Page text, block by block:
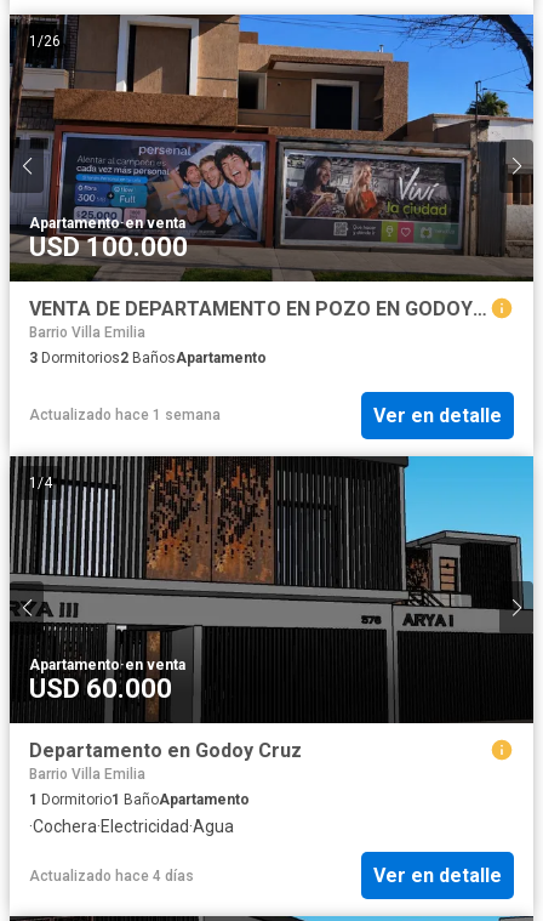
1 /26
Apartamento·en venta
USD 100.000
VENTA DE DEPARTAMENTO EN POZO EN GODOY CRUZ
Barrio Villa Emilia
3 Dormitorios2 BañosApartamento
Actualizado hace 1 semana Ver en detalle
1 /4
Apartamento·en venta
USD 60.000
Departamento en Godoy Cruz
Barrio Villa Emilia
1 Dormitorio1 BañoApartamento
·Cochera·Electricidad·Agua
Actualizado hace 4 días Ver en detalle